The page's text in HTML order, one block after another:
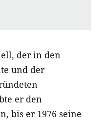
der in den
und der
er den
bis er 1976 seine